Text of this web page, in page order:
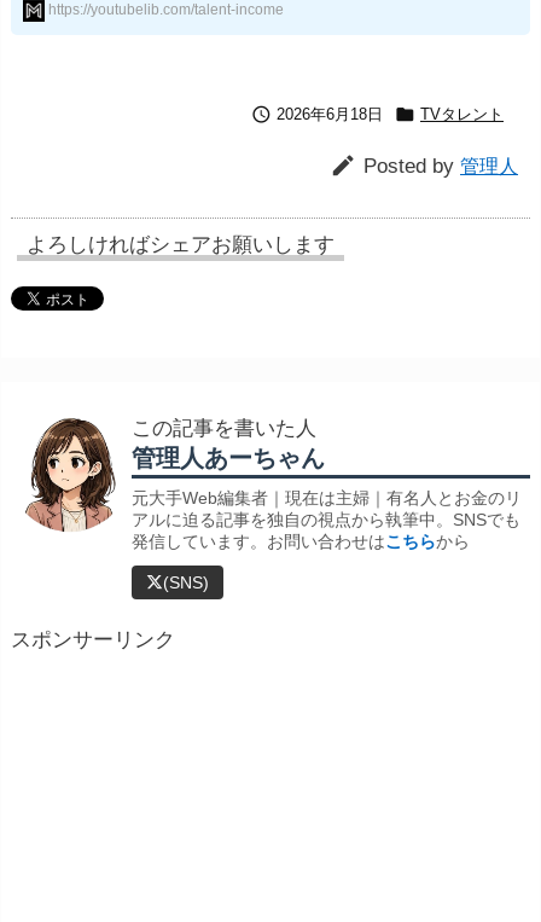
https://youtubelib.com/talent-income
 2026年6月18日  TVタレント
 Posted by 管理人
よろしければシェアお願いします
この記事を書いた人
管理人あーちゃん
元大手Web編集者｜現在は主婦｜有名人とお金のリ
アルに迫る記事を独自の視点から執筆中。SNSでも
発信しています。お問い合わせはこちらから
(SNS)
スポンサーリンク